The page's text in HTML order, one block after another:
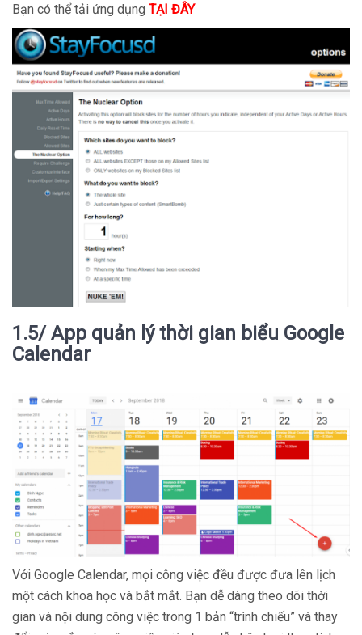
Bạn có thể tải ứng dụng TẠI ĐÂY
1.5/ App quản lý thời gian biểu Google
Calendar
Với Google Calendar, mọi công việc đều được đưa lên lịch
một cách khoa học và bắt mắt. Bạn dễ dàng theo dõi thời
gian và nội dung công việc trong 1 bản “trình chiếu” và thay